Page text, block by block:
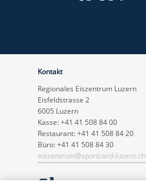
Kontakt
Regionales Eiszentrum Luzern
Eisfeldstrasse 2
6005 Luzern
Kasse: +41 41 508 84 00
Restaurant: +41 41 508 84 20
Büro: +41 41 508 84 30
eiszentrum@sportcard-luzern.ch